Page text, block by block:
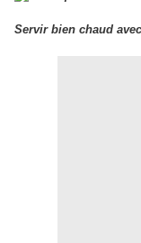
Servir bien chaud